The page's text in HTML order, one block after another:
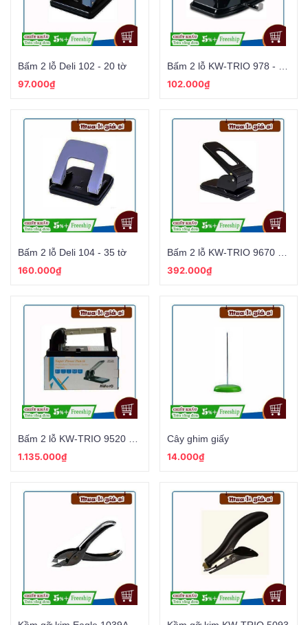
Bấm 2 lỗ Deli 102 - 20 tờ
97.000₫
102.000₫
Bấm 2 lỗ Deli 104 - 35 tờ
160.000₫
392.000₫
1.135.000₫
Cây ghim giấy
14.000₫